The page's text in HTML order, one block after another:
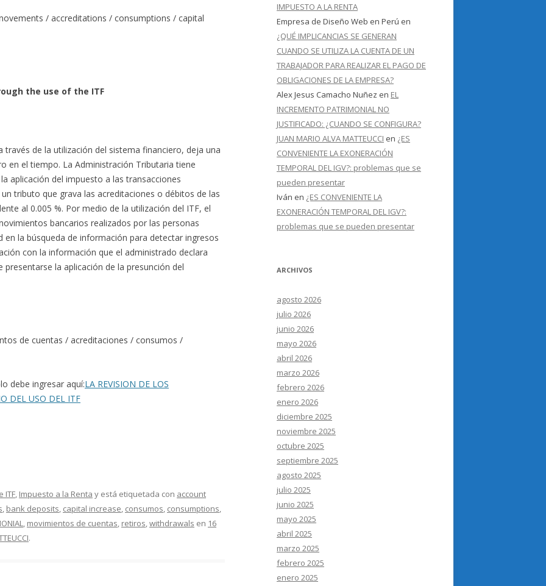
/ accreditations / consumptions / capital
the use of the ITF
de la utilización del sistema financiero, deja una
en el tiempo. La Administración Tributaria tiene
aplicación del impuesto a las transacciones
tributo que grava las acreditaciones o débitos de las
al 0.005 %. Por medio de la utilización del ITF, el
bancarios realizados por las personas
en la búsqueda de información para detectar ingresos
con la información que el administrado declara
la aplicación de la presunción del
de cuentas / acreditaciones / consumos /
debe ingresar aquí:LA REVISION DE LOS
DEL USO DEL ITF
ITF, Impuesto a la Renta y está etiquetada con account
, bank deposits, capital increase, consumos, consumptions,
, movimientos de cuentas, retiros,withdrawals en 16
.
IMPUESTO A LA RENTA
Empresa de Diseño Web en Perú en
¿QUÉ IMPLICANCIAS SE GENERAN
CUANDO SE UTILIZA LA CUENTA DE UN
TRABAJADOR PARA REALIZAR EL PAGO DE
OBLIGACIONES DE LA EMPRESA?
Alex Jesus Camacho Nuñez en EL
INCREMENTO PATRIMONIAL NO
JUSTIFICADO: ¿CUANDO SE CONFIGURA?
JUAN MARIO ALVA MATTEUCCI en ¿ES
CONVENIENTE LA EXONERACIÓN
TEMPORAL DEL IGV?: problemas que se
pueden presentar
Iván en ¿ES CONVENIENTE LA
EXONERACIÓN TEMPORAL DEL IGV?:
problemas que se pueden presentar
ARCHIVOS
agosto 2026
julio 2026
junio 2026
mayo 2026
abril 2026
marzo 2026
febrero 2026
enero 2026
diciembre 2025
noviembre 2025
octubre 2025
septiembre 2025
agosto 2025
julio 2025
junio 2025
mayo 2025
abril 2025
marzo 2025
febrero 2025
enero 2025